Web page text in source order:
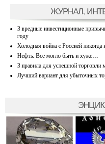
ЖУРНАЛ,
3 вредные инвестиционные
году
Холодная война с Россией никогда
Нефть: Все могло быть и хуже…
3 правила для успешной
Лучший вариант для убыточных